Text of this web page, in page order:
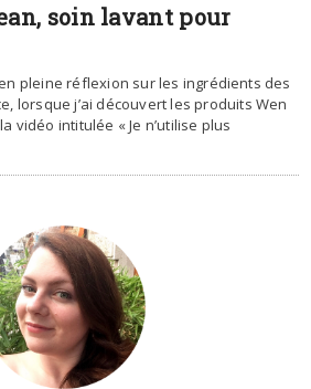
soin lavant pour
pleine réflexion sur les ingrédients des
lorsque j’ai découvert les produits Wen
vidéo intitulée « Je n’utilise plus